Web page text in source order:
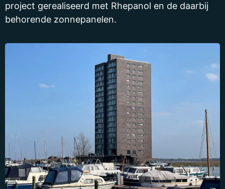
project gerealiseerd met Rhepanol en de daarbij
behorende zonnepanelen.